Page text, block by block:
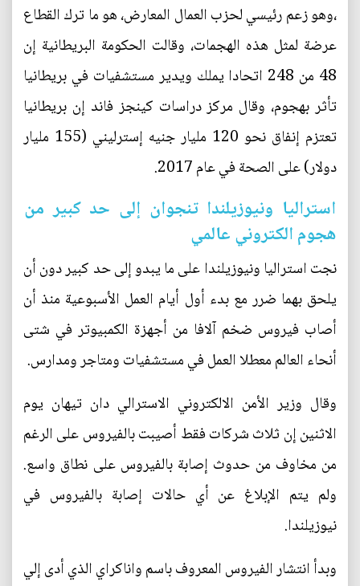
،وهو زعم رئيسي لحزب العمال المعارض، هو ما ترك القطاع
عرضة لمثل هذه الهجمات، وقالت الحكومة البريطانية إن
48 من 248 اتحادا يملك ويدير مستشفيات في بريطانيا
تأثر بهجوم، وقال مركز دراسات كينجز فاند إن بريطانيا
تعتزم إنفاق نحو 120 مليار جنيه إسترليني (155 مليار
دولار) على الصحة في عام 2017.
استراليا ونيوزيلندا تنجوان إلى حد كبير من
هجوم الكتروني عالمي
نجت استراليا ونيوزيلندا على ما يبدو إلى حد كبير دون أن
يلحق بهما ضرر مع بدء أول أيام العمل الأسبوعية منذ أن
أصاب فيروس ضخم آلافا من أجهزة الكمبيوتر في شتى
أنحاء العالم معطلا العمل في مستشفيات ومتاجر ومدارس.
وقال وزير الأمن الالكتروني الاسترالي دان تيهان يوم
الاثنين إن ثلاث شركات فقط أصيبت بالفيروس على الرغم
من مخاوف من حدوث إصابة بالفيروس على نطاق واسع.
ولم يتم الإبلاغ عن أي حالات إصابة بالفيروس في
نيوزيلندا.
وبدأ انتشار الفيروس المعروف باسم واناكراي الذي أدى إلي